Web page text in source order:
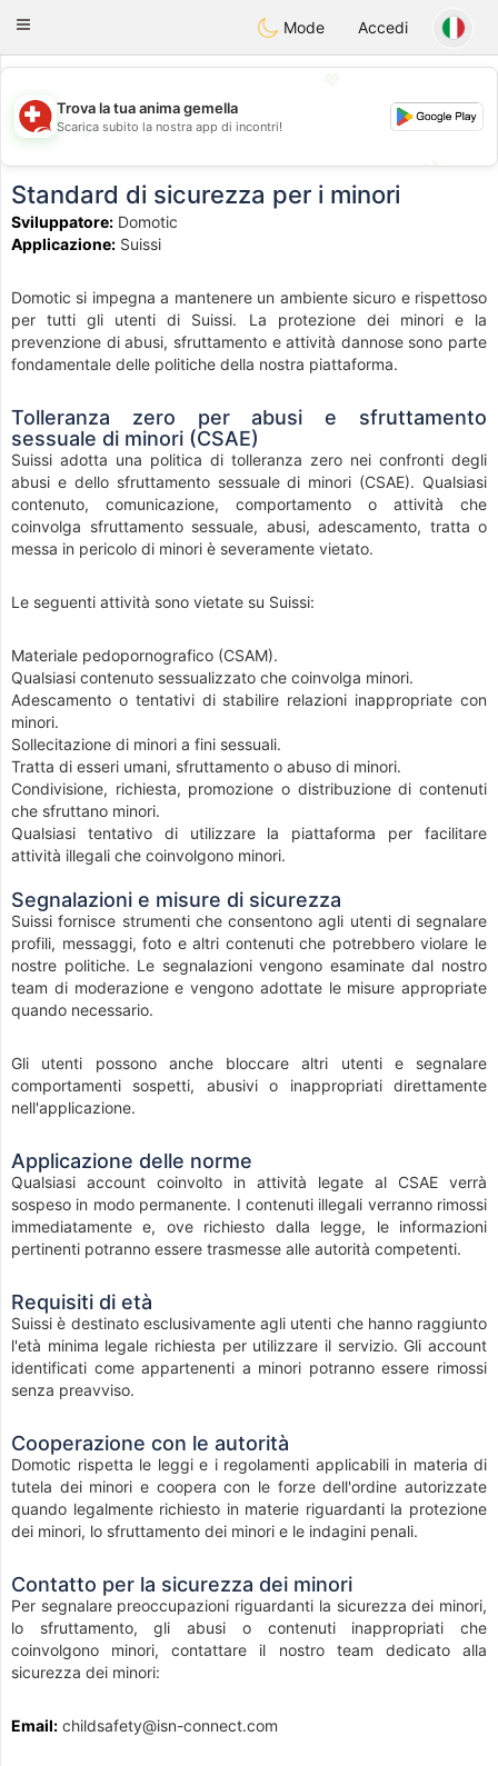
Suissi
Toggle
Mode Accedi
💖
💕
Trova la tua anima gemella
Scarica subito la nostra app di incontri!
Standard di sicurezza per i minori
Sviluppatore: Domotic
Applicazione: Suissi
Domotic si impegna a mantenere un ambiente sicuro e rispettoso
per tutti gli utenti di Suissi. La protezione dei minori e la
prevenzione di abusi, sfruttamento e attività dannose sono parte
fondamentale delle politiche della nostra piattaforma.
Tolleranza zero per abusi e sfruttamento
sessuale di minori (CSAE)
Suissi adotta una politica di tolleranza zero nei confronti degli
abusi e dello sfruttamento sessuale di minori (CSAE). Qualsiasi
contenuto, comunicazione, comportamento o attività che
coinvolga sfruttamento sessuale, abusi, adescamento, tratta o
messa in pericolo di minori è severamente vietato.
Le seguenti attività sono vietate su Suissi:
Materiale pedopornografico (CSAM).
Qualsiasi contenuto sessualizzato che coinvolga minori.
Adescamento o tentativi di stabilire relazioni inappropriate con
minori.
Sollecitazione di minori a fini sessuali.
Tratta di esseri umani, sfruttamento o abuso di minori.
Condivisione, richiesta, promozione o distribuzione di contenuti
che sfruttano minori.
Qualsiasi tentativo di utilizzare la piattaforma per facilitare
attività illegali che coinvolgono minori.
Segnalazioni e misure di sicurezza
Suissi fornisce strumenti che consentono agli utenti di segnalare
profili, messaggi, foto e altri contenuti che potrebbero violare le
nostre politiche. Le segnalazioni vengono esaminate dal nostro
team di moderazione e vengono adottate le misure appropriate
quando necessario.
Gli utenti possono anche bloccare altri utenti e segnalare
comportamenti sospetti, abusivi o inappropriati direttamente
nell'applicazione.
Applicazione delle norme
Qualsiasi account coinvolto in attività legate al CSAE verrà
sospeso in modo permanente. I contenuti illegali verranno rimossi
immediatamente e, ove richiesto dalla legge, le informazioni
pertinenti potranno essere trasmesse alle autorità competenti.
Requisiti di età
Suissi è destinato esclusivamente agli utenti che hanno raggiunto
l'età minima legale richiesta per utilizzare il servizio. Gli account
identificati come appartenenti a minori potranno essere rimossi
senza preavviso.
Cooperazione con le autorità
Domotic rispetta le leggi e i regolamenti applicabili in materia di
tutela dei minori e coopera con le forze dell'ordine autorizzate
quando legalmente richiesto in materie riguardanti la protezione
dei minori, lo sfruttamento dei minori e le indagini penali.
Contatto per la sicurezza dei minori
Per segnalare preoccupazioni riguardanti la sicurezza dei minori,
lo sfruttamento, gli abusi o contenuti inappropriati che
coinvolgono minori, contattare il nostro team dedicato alla
sicurezza dei minori:
Email: childsafety@isn-connect.com